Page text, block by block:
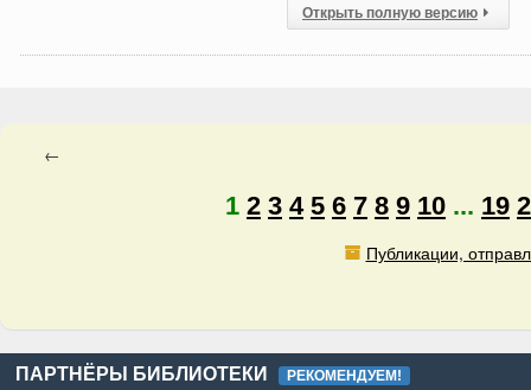
Открыть полную версию
←
1 2 3 4 5 6 7 8 9 10 ... 19
Публикации,
ПАРТНЁРЫ БИБЛИОТЕКИ РЕКОМЕНДУЕМ!